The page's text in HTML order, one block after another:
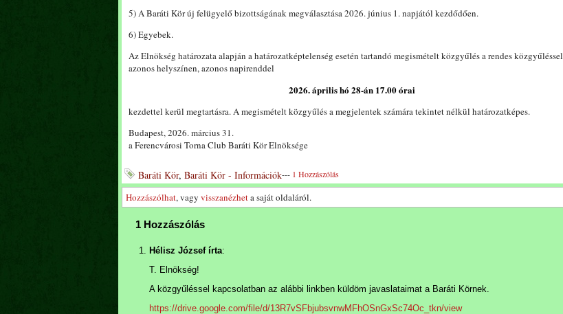
5) A Baráti Kör új felügyelő bizottságának megválasztása 2026. június 1. napjától kezdődően.
6) Egyebek.
Az Elnökség határozata alapján a határozatképtelenség esetén tartandó megismételt közgyűlés a rendes közgyűléssel
azonos helyszínen, azonos napirenddel
2026. április hó 28-án 17.00órai
kezdettel kerül megtartásra. A megismételt közgyűlés a megjelentek számára tekintet nélkül határozatképes.
Budapest, 2026. március 31.
a Ferencvárosi Torna Club Baráti Kör Elnöksége
Baráti Kör, Baráti Kör - Információk--- 1 Hozzászólás
Hozzászólhat, vagy visszanézheta saját oldaláról.
1 Hozzászólás
Hélisz József írta:
T. Elnökség!
A közgyűléssel kapcsolatban az alábbi linkben küldöm javaslataimat a Baráti Körnek.
https://drive.google.com/file/d/13R7vSFbjubsvnwMFhOSnGxSc74Oc_tkn/view